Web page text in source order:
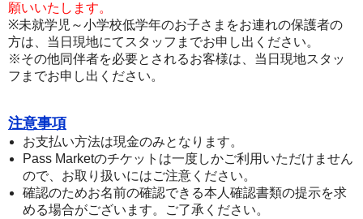
願いいたします。
※未就学児～小学校低学年のお子さまをお連れの保護者の
方は、当日現地にてスタッフまでお申し出ください。
※その他同伴者を必要とされるお客様は、当日現地スタッ
フまでお申し出ください。
注意事項
お支払い方法は現金のみとなります。
Pass Marketのチケットは一度しかご利用いただけません
ので、お取り扱いにはご注意ください。
確認のためお名前の確認できる本人確認書類の提示を求
める場合がございます。ご了承ください。